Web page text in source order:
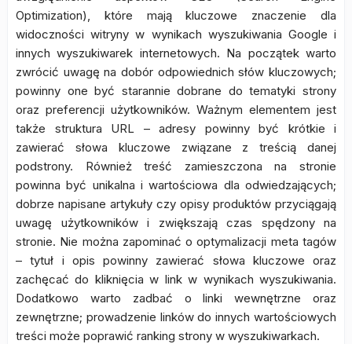
Optimization), które mają kluczowe znaczenie dla
widoczności witryny w wynikach wyszukiwania Google i
innych wyszukiwarek internetowych. Na początek warto
zwrócić uwagę na dobór odpowiednich słów kluczowych;
powinny one być starannie dobrane do tematyki strony
oraz preferencji użytkowników. Ważnym elementem jest
także struktura URL – adresy powinny być krótkie i
zawierać słowa kluczowe związane z treścią danej
podstrony. Również treść zamieszczona na stronie
powinna być unikalna i wartościowa dla odwiedzających;
dobrze napisane artykuły czy opisy produktów przyciągają
uwagę użytkowników i zwiększają czas spędzony na
stronie. Nie można zapominać o optymalizacji meta tagów
– tytuł i opis powinny zawierać słowa kluczowe oraz
zachęcać do kliknięcia w link w wynikach wyszukiwania.
Dodatkowo warto zadbać o linki wewnętrzne oraz
zewnętrzne; prowadzenie linków do innych wartościowych
treści może poprawić ranking strony w wyszukiwarkach.